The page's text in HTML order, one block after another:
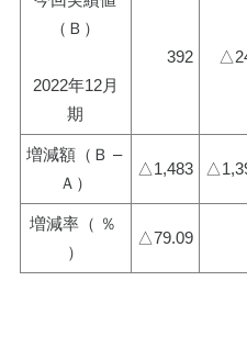
（Ｂ）
2022年12月
期
392
増減額（Ｂ –
Ａ）
△1,483
増減率（ ％
）
△79.09